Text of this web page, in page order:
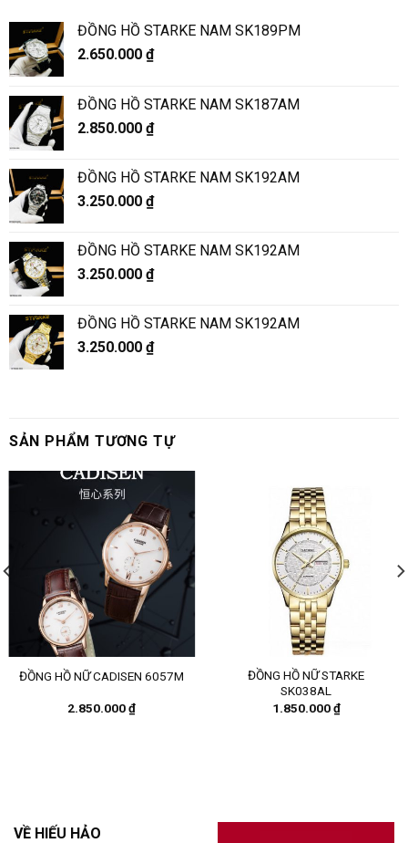
ĐỒNG HỒ STARKE NAM SK189PM
2.650.000 ₫
ĐỒNG HỒ STARKE NAM SK187AM
2.850.000 ₫
ĐỒNG HỒ STARKE NAM SK192AM
3.250.000 ₫
ĐỒNG HỒ STARKE NAM SK192AM
3.250.000 ₫
ĐỒNG HỒ STARKE NAM SK192AM
3.250.000 ₫
SẢN PHẨM TƯƠNG TỰ
ĐỒNG HỒ NỮ CADISEN 6057M
2.850.000₫
ĐỒNG HỒ NỮ STARKE
SK038AL
1.850.000₫
VỀ HIẾU HẢO